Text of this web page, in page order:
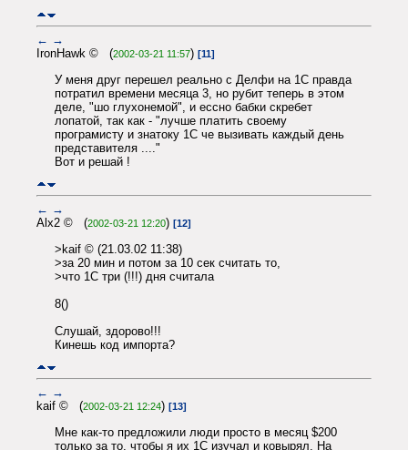
← →
IronHawk © (2002-03-21 11:57) [11]
У меня друг перешел реально с Делфи на 1С правда
потратил времени месяца 3, но рубит теперь в этом
деле, "шо глухонемой", и ессно бабки скребет
лопатой, так как - "лучше платить своему
програмисту и знатоку 1С че вызивать каждый день
представителя ...."
Вот и решай !
← →
Alx2 © (2002-03-21 12:20) [12]
>kaif © (21.03.02 11:38)
>за 20 мин и потом за 10 сек считать то,
>что 1С три (!!!) дня считала
8()
Слушай, здорово!!!
Кинешь код импорта?
← →
kaif © (2002-03-21 12:24) [13]
Мне как-то предложили люди просто в месяц $200
только за то, чтобы я их 1С изучал и ковырял. На